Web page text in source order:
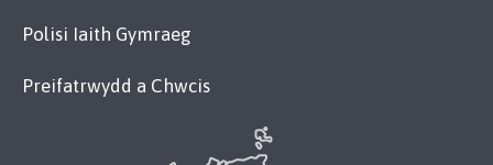
Polisi Iaith Gymraeg
Preifatrwydd a Chwcis